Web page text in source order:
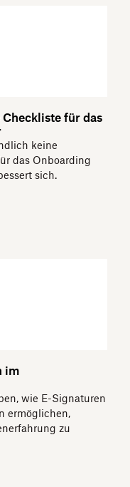
für das
keine
das Onboarding
sich.
im
wie E-Signaturen
ermöglichen,
zu